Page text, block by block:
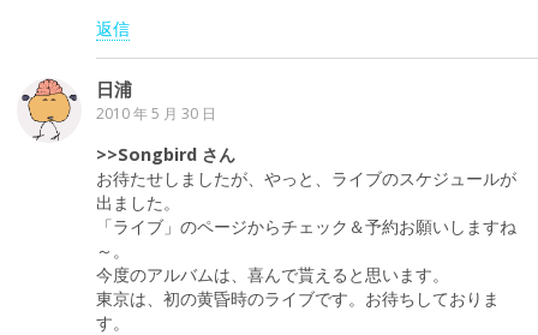
返信
日浦
2010 年 5 月 30 日
>>Songbird さん
お待たせしましたが、やっと、ライブのスケジュールが
出ました。
「ライブ」のページからチェック＆予約お願いしますね
～。
今度のアルバムは、喜んで貰えると思います。
東京は、初の黄昏時のライブです。お待ちしておりま
す。